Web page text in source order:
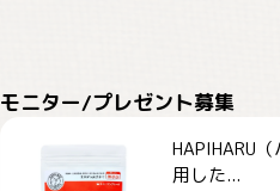
モニター/プレゼント募集
HAPIHARU
用した...